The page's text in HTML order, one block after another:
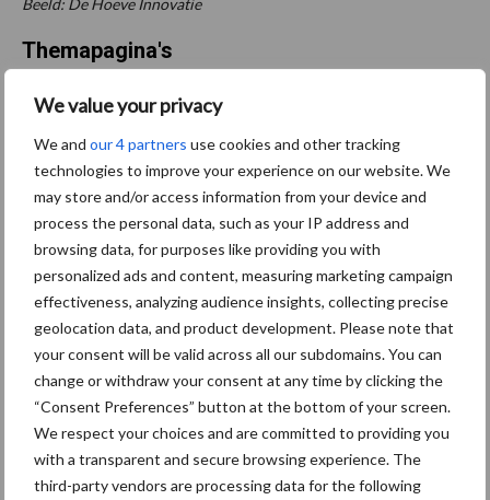
We value your privacy
We and our 4 partners use cookies and other tracking
technologies to improve your experience on our website. We
may store and/or access information from your device and
process the personal data, such as your IP address and
browsing data, for purposes like providing you with
personalized ads and content, measuring marketing campaign
effectiveness, analyzing audience insights, collecting precise
geolocation data, and product development. Please note that
your consent will be valid across all our subdomains. You can
change or withdraw your consent at any time by clicking the
“Consent Preferences” button at the bottom of your screen.
We respect your choices and are committed to providing you
with a transparent and secure browsing experience. The
third-party vendors are processing data for the following
Beeld: De Hoeve Innovatie
Primaire
Recent nieuws Partner nieuws
Themapagina's
Maak uw keuze:
DierengezondheidHuisvesting
Toon meer